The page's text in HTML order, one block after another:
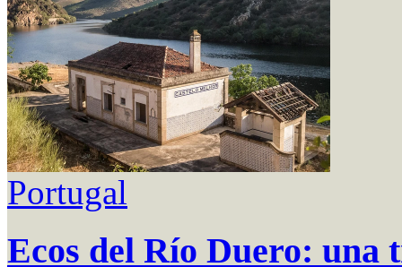
Portugal
Ecos del Río Duero: una